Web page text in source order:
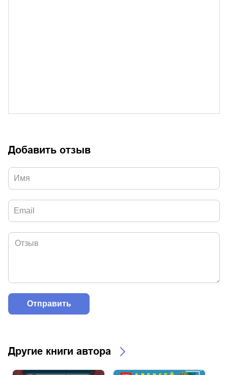
Добавить отзыв
Другие книги автора